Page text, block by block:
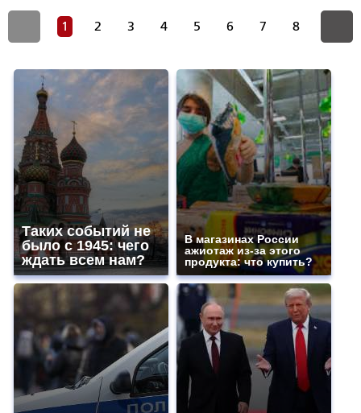
1 2 3 4 5 6 7 8
Таких событий не
было с 1945: чего
ждать всем нам?
В магазинах России
ажиотаж из-за этого
продукта: что купить?